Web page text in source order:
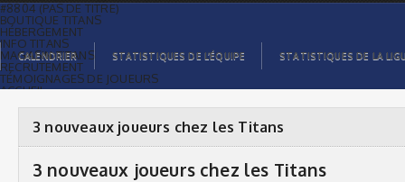
#8804 (PAS DE TITRE)
BOUTIQUE TITANS
HÉBERGEMENT
INFO TITANS
MAGASIN TITANS
RECRUTEMENT
TÉMOIGNAGES DE JOUEURS
ACCUEIL
GALERIE PHOTOS
STATISTIQUES
ORGANISATION
CALENDRIER
CALENDRIER STATISTIQUES DE L’ÉQUIPE STATISTIQUES DE LA
3 nouveaux joueurs chez les Titans
3 nouveaux joueurs chez les Titans